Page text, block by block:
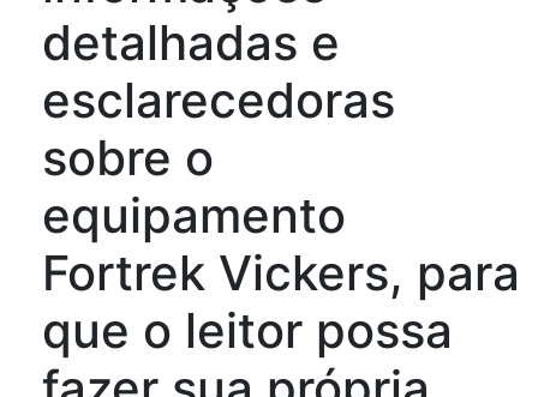
detalhadas e
esclarecedoras
sobre o
equipamento
Fortrek Vickers, para
que o leitor possa